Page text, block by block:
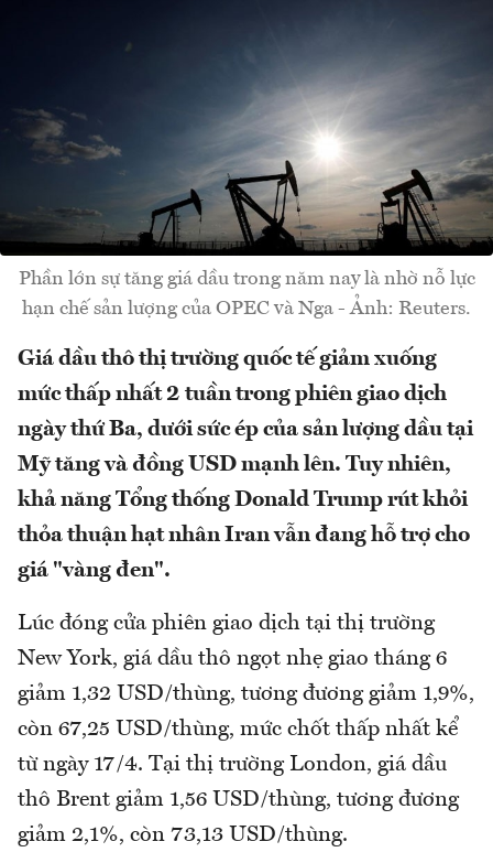
Phần lớn sự tăng giá dầu trong năm nay là nhờ nỗ lực
hạn chế sản lượng của OPEC và Nga - Ảnh: Reuters.
Giá dầu thô thị trường quốc tế giảm xuống
mức thấp nhất 2 tuần trong phiên giao dịch
ngày thứ Ba, dưới sức ép của sản lượng dầu tại
Mỹ tăng và đồng USD mạnh lên. Tuy nhiên,
khả năng Tổng thống Donald Trump rút khỏi
thỏa thuận hạt nhân Iran vẫn đang hỗ trợ cho
giá "vàng đen".
Lúc đóng cửa phiên giao dịch tại thị trường
New York, giá dầu thô ngọt nhẹ giao tháng 6
giảm 1,32 USD/thùng, tương đương giảm 1,9%,
còn 67,25 USD/thùng, mức chốt thấp nhất kể
từ ngày 17/4. Tại thị trường London, giá dầu
thô Brent giảm 1,56 USD/thùng, tương đương
giảm 2,1%, còn 73,13 USD/thùng.